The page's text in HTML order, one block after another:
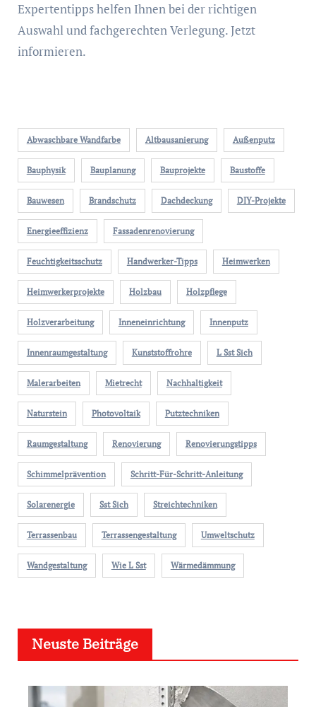
Expertentipps helfen Ihnen bei der richtigen
Auswahl und fachgerechten Verlegung. Jetzt
informieren.
Abwaschbare Wandfarbe Altbausanierung Außenputz
Bauphysik Bauplanung Bauprojekte Baustoffe
Bauwesen Brandschutz Dachdeckung DIY-Projekte
Energieeffizienz Fassadenrenovierung
Feuchtigkeitsschutz Handwerker-Tipps Heimwerken
Heimwerkerprojekte Holzbau Holzpflege
Holzverarbeitung Inneneinrichtung Innenputz
Innenraumgestaltung Kunststoffrohre L Sst Sich
Malerarbeiten Mietrecht Nachhaltigkeit
Naturstein Photovoltaik Putztechniken
Raumgestaltung Renovierung Renovierungstipps
Schimmelprävention Schritt-Für-Schritt-Anleitung
Solarenergie Sst Sich Streichtechniken
Terrassenbau Terrassengestaltung Umweltschutz
Wandgestaltung Wie L Sst Wärmedämmung
Neuste Beiträge